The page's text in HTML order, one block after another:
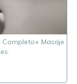
Completo+ Masaje